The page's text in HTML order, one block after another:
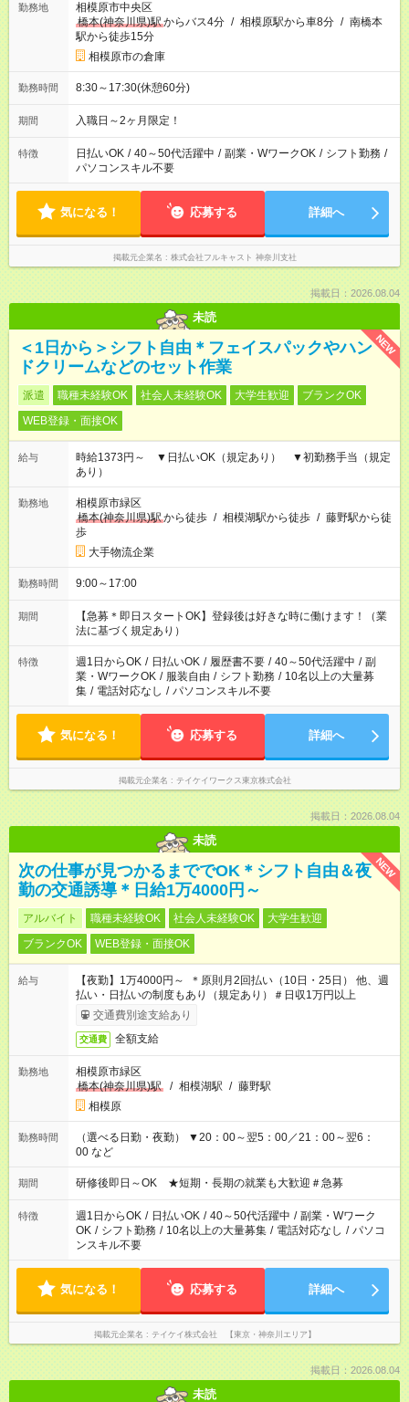
勤務地
相模原市中央区
橋本(神奈川県)駅からバス4分 / 相模原駅から車8分 / 南橋本
駅から徒歩15分
相模原市の倉庫
勤務時間 8:30～17:30(休憩60分)
期間 入職日～2ヶ月限定！
特徴 日払いOK / 40～50代活躍中 / 副業・WワークOK / シフト勤務 /
パソコンスキル不要
気になる！ 応募する 詳細へ
掲載元企業名 株式会社フルキャスト 神奈川支社
掲載日：2026.08.04
未読
NEW
＜1日から＞シフト自由＊フェイスパックやハン
ドクリームなどのセット作業
派遣 職種未経験OK 社会人未経験OK 大学生歓迎
ブランクOK
WEB登録・面接OK
給与
時給1373円～ ▼日払いOK（規定あり） ▼初勤務手当（規定
あり）
勤務地
相模原市緑区
橋本(神奈川県)駅から徒歩 / 相模湖駅から徒歩 / 藤野駅から徒
歩
大手物流企業
勤務時間 9:00～17:00
期間
【急募＊即日スタートOK】登録後は好きな時に働けます！（業
法に基づく規定あり）
特徴 週1日からOK / 日払いOK / 履歴書不要 / 40～50代活躍中 / 副
業・WワークOK / 服装自由 / シフト勤務 / 10名以上の大量募
集 / 電話対応なし / パソコンスキル不要
気になる！ 応募する 詳細へ
掲載元企業名 テイケイワークス東京株式会社
掲載日：2026.08.04
未読
NEW
次の仕事が見つかるまででOK＊シフト自由＆夜
勤の交通誘導＊日給1万4000円～
アルバイト 職種未経験OK 社会人未経験OK
大学生歓迎
ブランクOK
WEB登録・面接OK
給与
【夜勤】1万4000円～ ＊原則月2回払い（10日・25日） 他、週
払い・日払いの制度もあり（規定あり）＃日収1万円以上
交通費別途支給あり
交通費 全額支給
勤務地
相模原市緑区
橋本(神奈川県)駅
/ 相模湖駅 / 藤野駅
相模原
勤務時間
（選べる日勤・夜勤） ▼20：00～翌5：00／21：00～翌6：
00 など
期間 研修後即日～OK ★短期・長期の就業も大歓迎＃急募
特徴 週1日からOK / 日払いOK / 40～50代活躍中 / 副業・Wワーク
OK / シフト勤務 / 10名以上の大量募集 / 電話対応なし / パソコ
ンスキル不要
気になる！ 応募する 詳細へ
掲載元企業名 テイケイ株式会社 【東京・神奈川エリア】
掲載日：2026.08.04
未読